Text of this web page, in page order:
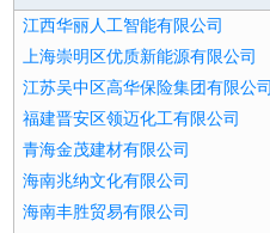
江西华丽人工智能有限公司
上海崇明区优质新能源有限公司
江苏吴中区高华保险集团有限公司
福建晋安区领迈化工有限公司
青海金茂建材有限公司
海南兆纳文化有限公司
海南丰胜贸易有限公司